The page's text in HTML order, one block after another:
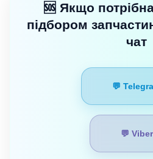
🆘 Якщо
підбором
чат
💬
💬 Viber